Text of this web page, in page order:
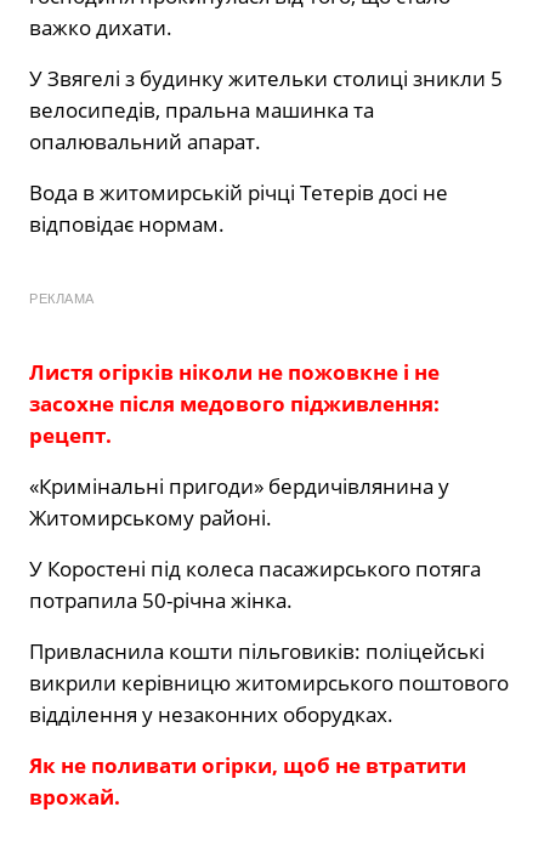
важко дихати.
У Звягелі з будинку жительки столиці зникли 5
велосипедів, пральна машинка та
опалювальний апарат.
Вода в житомирській річці Тетерів досі не
відповідає нормам.
РЕКЛАМА
Листя огірків ніколи не пожовкне і не
засохне після медового підживлення:
рецепт.
«Кримінальні пригоди» бердичівлянина у
Житомирському районі.
У Коростені під колеса пасажирського потяга
потрапила 50-річна жінка.
Привласнила кошти пільговиків: поліцейські
викрили керівницю житомирського поштового
відділення у незаконних оборудках.
Як не поливати огірки, щоб не втратити
врожай.